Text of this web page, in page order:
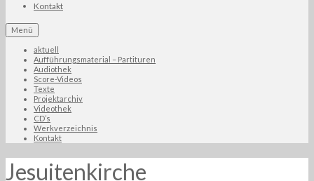
Kontakt
Menü
aktuell
Aufführungsmaterial – Partituren
Audiothek
Score-Videos
Texte
Projektarchiv
Videothek
CD’s
Werkverzeichnis
Kontakt
Jesuitenkirche